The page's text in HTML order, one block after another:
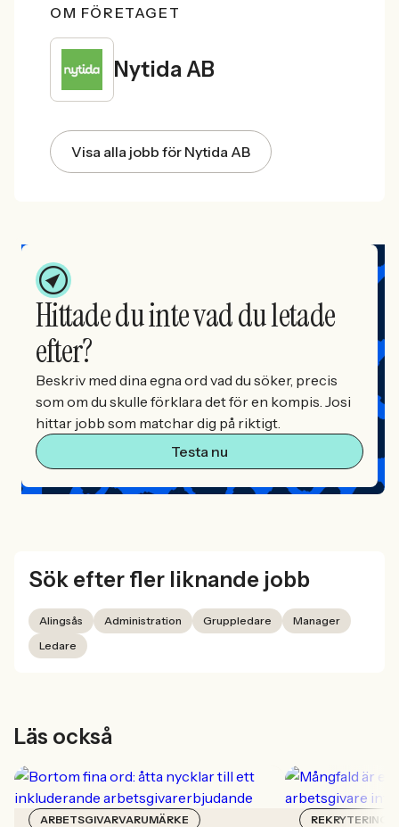
OM FÖRETAGET
Nytida AB
Visa alla jobb för Nytida AB
Hittade du inte vad du letade
efter?
Beskriv med dina egna ord vad du söker, precis
som om du skulle förklara det för en kompis. Josi
hittar jobb som matchar dig på riktigt.
Testa nu
Sök efter fler liknande jobb
Alingsås Administration Gruppledare
Manager
Ledare
Läs också
ARBETSGIVARVARUMÄRKE REKRYTERING